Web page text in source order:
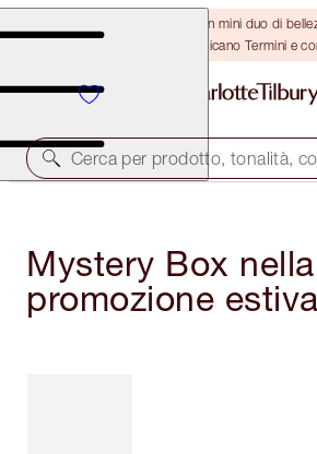
ULTIMA OCCASIONE! Ricevi un mini duo di
110 €! Si applicano Termini e
Cerca per prodotto, tonalità,
Mystery Box nella
promozione estiva